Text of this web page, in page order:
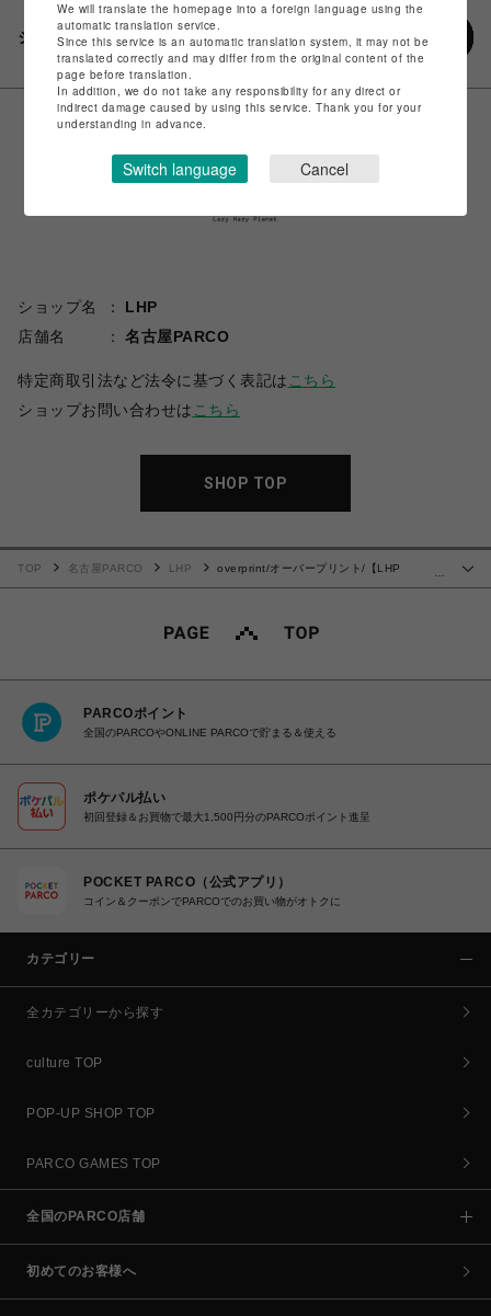
シェアする
ショップ名
LHP
店舗名
名古屋PARCO
特定商取引法など法令に基づく表記は こちら
ショップお問い合わせは こちら
SHOP TOP
…
TOP 名古屋PARCO LHP
overprint/オーバープリント/【LHP
PARCOポイント
全国のPARCOやONLINE PARCOで貯まる＆使える
ポケパル払い
初回登録＆お買物で最大1,500円分のPARCOポイント進呈
POCKET PARCO（公式アプリ）
コイン＆クーポンでPARCOでのお買い物がオトクに
カテゴリー
全カテゴリーから探す
culture TOP
POP-UP SHOP TOP
PARCO GAMES TOP
全国のPARCO店舗
初めてのお客様へ
We will translate the homepage into a foreign language using the
automatic translation service.
Since this service is an automatic translation system, it may not be
translated correctly and may differ from the original content of the
page before translation.
In addition, we do not take any responsibility for any direct or
indirect damage caused by using this service. Thank you for your
understanding in advance.
Switch language Cancel